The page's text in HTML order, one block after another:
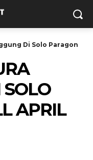
Di Solo Paragon
APRIL